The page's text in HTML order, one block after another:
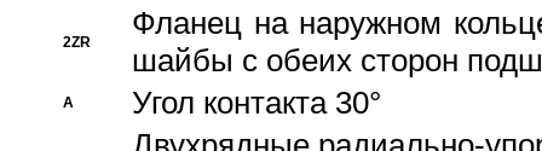
2ZR
Фланец на наружном
шайбы с обеих сторон
A
Угол контакта 30°